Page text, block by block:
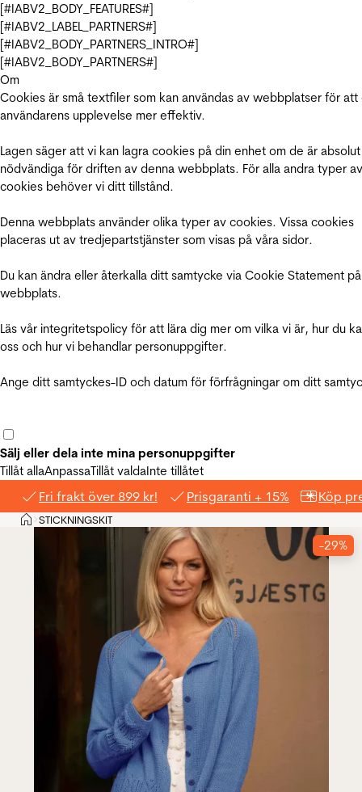
[#IABV2_BODY_FEATURES#]
[#IABV2_LABEL_PARTNERS#]
[#IABV2_BODY_PARTNERS_INTRO#]
[#IABV2_BODY_PARTNERS#]
Om
Cookies är små textfiler som kan användas av webbplatser för att
användarens upplevelse mer effektiv.
Lagen säger att vi kan lagra cookies på din enhet om de är absolut
nödvändiga för driften av denna webbplats. För alla andra typer av
cookies behöver vi ditt tillstånd.
Denna webbplats använder olika typer av cookies. Vissa cookies
placeras ut av tredjepartstjänster som visas på våra sidor.
Du kan ändra eller återkalla ditt samtycke via Cookie Statement
webbplats.
Läs vår integritetspolicy för att lära dig mer om vilka vi är, hur du
oss och hur vi behandlar personuppgifter.
Ange ditt samtyckes-ID och datum för förfrågningar om ditt
Sälj eller dela inte mina personuppgifter
Tillåt allaAnpassaTillåt valdaInte tillåtet
Fri frakt över 899 kr! Prisgaranti + 15% Köp
Hem
>STICKNINGSKIT
-29%